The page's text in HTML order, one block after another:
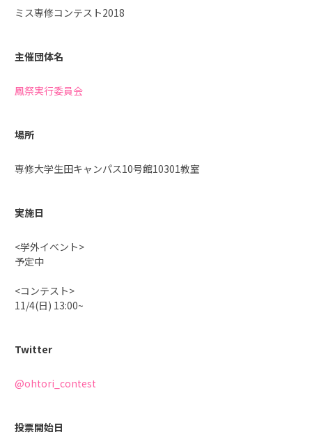
ミス専修コンテスト2018
主催団体名
鳳祭実行委員会
場所
専修大学生田キャンパス10号館10301教室
実施日
<学外イベント>
予定中
<コンテスト>
11/4(日) 13:00~
Twitter
@ohtori_contest
投票開始日